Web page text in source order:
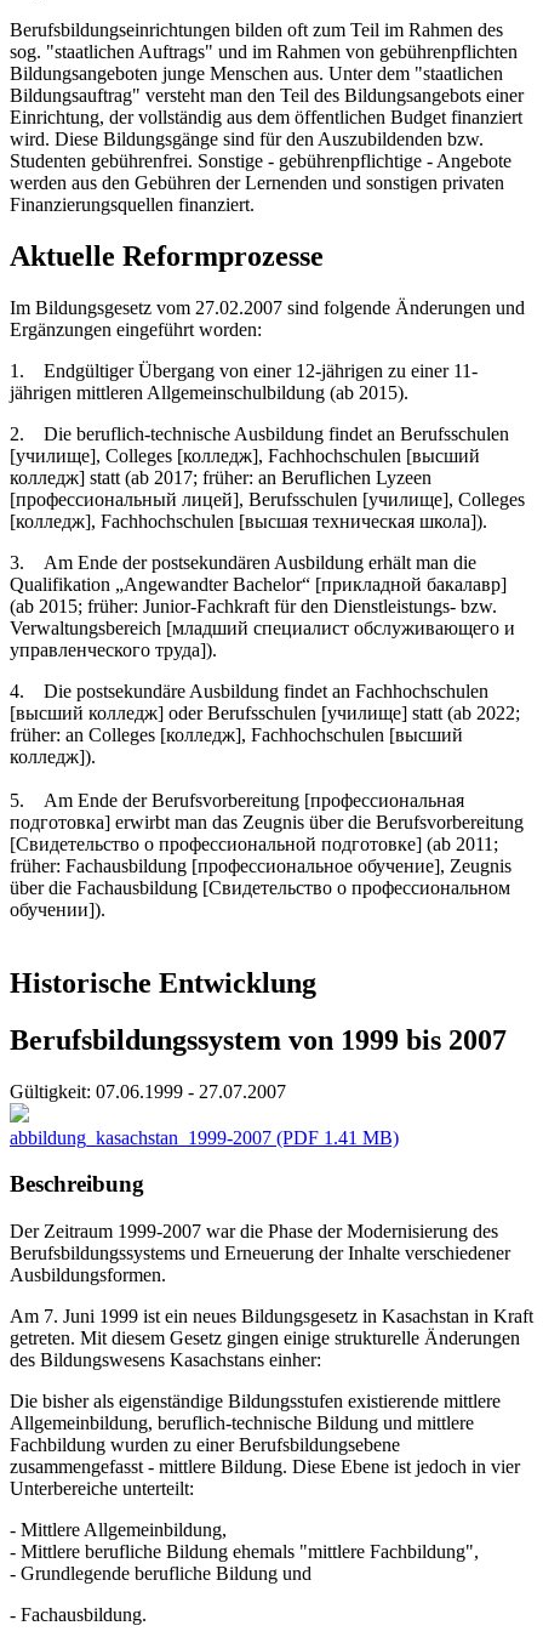
Berufsbildungseinrichtungen bilden oft zum Teil im Rahmen des
sog. "staatlichen Auftrags" und im Rahmen von gebührenpflichten
Bildungsangeboten junge Menschen aus. Unter dem "staatlichen
Bildungsauftrag" versteht man den Teil des Bildungsangebots einer
Einrichtung, der vollständig aus dem öffentlichen Budget finanziert
wird. Diese Bildungsgänge sind für den Auszubildenden bzw.
Studenten gebührenfrei. Sonstige - gebührenpflichtige - Angebote
werden aus den Gebühren der Lernenden und sonstigen privaten
Finanzierungsquellen finanziert.
Aktuelle Reformprozesse
Im Bildungsgesetz vom 27.02.2007 sind folgende Änderungen und
Ergänzungen eingeführt worden:
1. Endgültiger Übergang von einer 12-jährigen zu einer 11-
jährigen mittleren Allgemeinschulbildung (ab 2015).
2. Die beruflich-technische Ausbildung findet an Berufsschulen
[училище], Colleges [колледж], Fachhochschulen [высший
колледж] statt (ab 2017; früher: an Beruflichen Lyzeen
[профессиональный лицей], Berufsschulen [училище], Colleges
[колледж], Fachhochschulen [высшая техническая школа]).
3. Am Ende der postsekundären Ausbildung erhält man die
Qualifikation „Angewandter Bachelor“ [прикладной бакалавр]
(ab 2015; früher: Junior-Fachkraft für den Dienstleistungs- bzw.
Verwaltungsbereich [младший специалист обслуживающего и
управленческого труда]).
4. Die postsekundäre Ausbildung findet an Fachhochschulen
[высший колледж] oder Berufsschulen [училище] statt (ab 2022;
früher: an Colleges [колледж], Fachhochschulen [высший
колледж]).
5. Am Ende der Berufsvorbereitung [профессиональная
подготовка] erwirbt man das Zeugnis über die Berufsvorbereitung
[Свидетельство о профессиональной подготовке] (ab 2011;
früher: Fachausbildung [профессиональное обучение], Zeugnis
über die Fachausbildung [Cвидетельство о профессиональном
обучении]).
Historische Entwicklung
Berufsbildungssystem von 1999 bis 2007
Gültigkeit: 07.06.1999 - 27.07.2007
abbildung_kasachstan_1999-2007 (PDF 1.41 MB)
Beschreibung
Der Zeitraum 1999-2007 war die Phase der Modernisierung des
Berufsbildungssystems und Erneuerung der Inhalte verschiedener
Ausbildungsformen.
Am 7. Juni 1999 ist ein neues Bildungsgesetz in Kasachstan in Kraft
getreten. Mit diesem Gesetz gingen einige strukturelle Änderungen
des Bildungswesens Kasachstans einher:
Die bisher als eigenständige Bildungsstufen existierende mittlere
Allgemeinbildung, beruflich-technische Bildung und mittlere
Fachbildung wurden zu einer Berufsbildungsebene
zusammengefasst - mittlere Bildung. Diese Ebene ist jedoch in vier
Unterbereiche unterteilt:
- Mittlere Allgemeinbildung,
- Mittlere berufliche Bildung ehemals "mittlere Fachbildung",
- Grundlegende berufliche Bildung und
- Fachausbildung.